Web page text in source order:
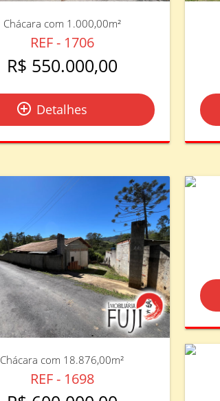
Chácara com 1.000,00m²
REF - 1706
R$ 550.000,00
add_circle_outline Detalhes
Chácara com 18.876,00m²
REF - 1698